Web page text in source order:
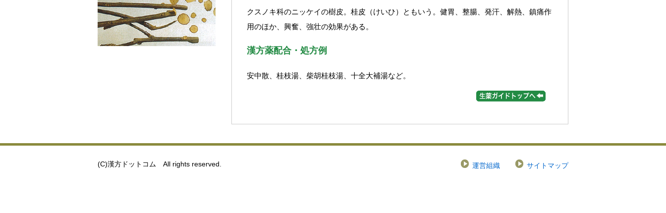
クスノキ科のニッケイの樹皮。桂皮（けいひ）ともいう。健胃、整腸、発汗、解熱、鎮痛作
用のほか、興奮、強壮の効果がある。
漢方薬配合・処方例
安中散、桂枝湯、柴胡桂枝湯、十全大補湯など。
(C)漢方ドットコム All rights reserved. 運営組織 サイトマップ